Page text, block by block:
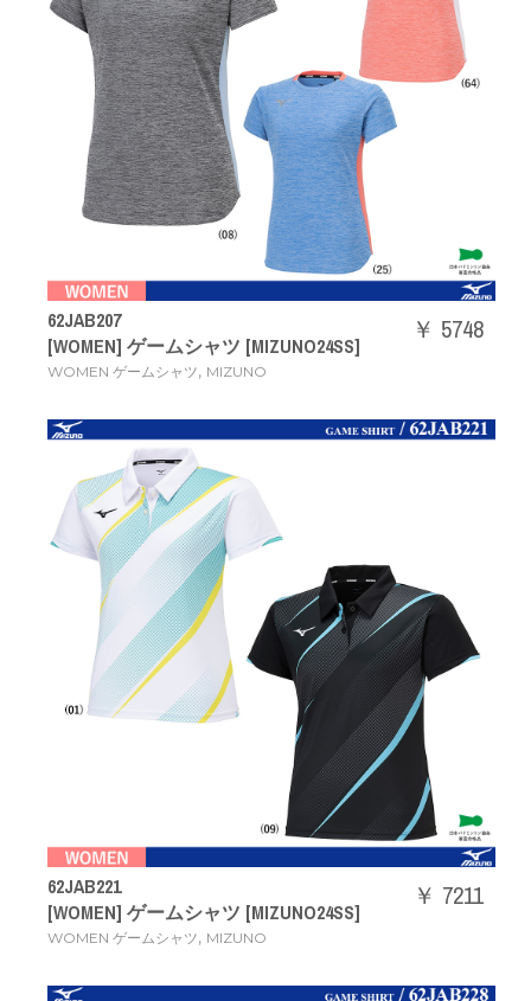
62JAB207
[WOMEN] ゲームシャツ [MIZUNO24SS]
WOMEN ゲームシャツ, MIZUNO
￥ 5748
62JAB221
[WOMEN] ゲームシャツ [MIZUNO24SS]
WOMEN ゲームシャツ, MIZUNO
￥ 7211